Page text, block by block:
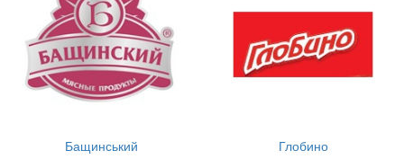
Бащинський Глобино